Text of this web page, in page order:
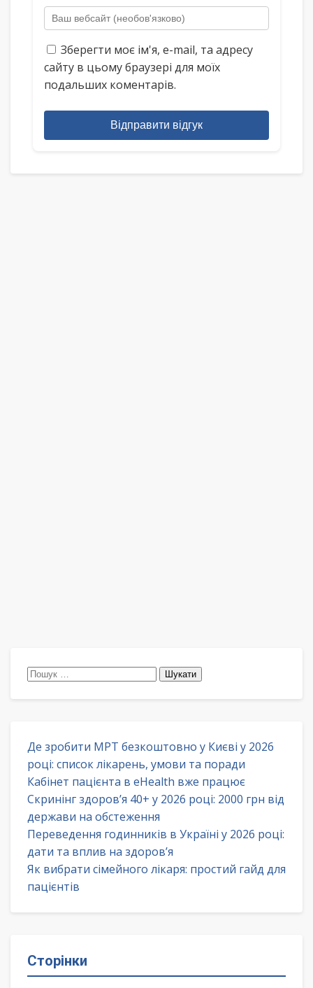
Зберегти моє ім'я, e-mail, та адресу
сайту в цьому браузері для моїх
подальших коментарів.
Відправити відгук
Пошук:
Де зробити МРТ безкоштовно у Києві у 2026
році: список лікарень, умови та поради
Кабінет пацієнта в eHealth вже працює
Скринінг здоров’я 40+ у 2026 році: 2000 грн від
держави на обстеження
Переведення годинників в Україні у 2026 році:
дати та вплив на здоров’я
Як вибрати сімейного лікаря: простий гайд для
пацієнтів
Сторінки